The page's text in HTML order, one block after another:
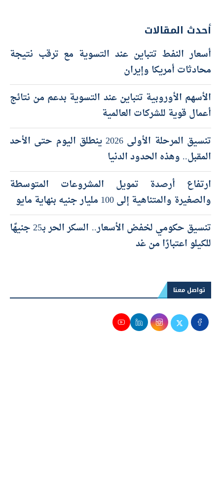
أحدث المقالات
أسعار النفط تتباين عند التسوية مع ترقب نتيجة
محادثات أمريكا وإيران
الأسهم الأوروبية تتباين عند التسوية بدعم من نتائج
أعمال قوية للشركات العالمية
تنسيق المرحلة الأولى 2026 ينطلق اليوم حتى الأحد
المقبل.. وهذه الحدود الدنيا
ارتفاع أرصدة تمويل المشروعات المتوسطة
والصغيرة والمتناهية إلى 100 مليار جنيه بنهاية مايو
تنسيق حكومي لخفض الأسعار.. السكر الحر بـ25 جنيهًا
للكيلو اعتبارًا من غد
تواصل معنا